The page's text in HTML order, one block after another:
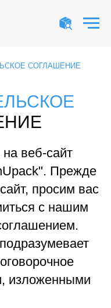
CОГЛАШЕНИЕ
веб-сайт
Прежде
просим вас
с нашим
изложенными